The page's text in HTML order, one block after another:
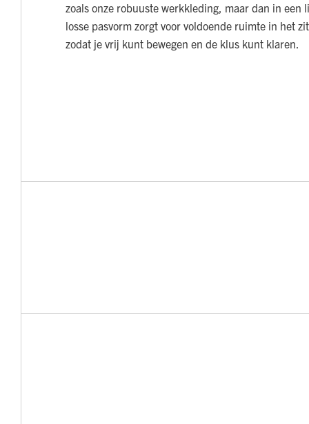
zoals onze robuuste werkkleding, maar dan in een
losse pasvorm zorgt voor voldoende ruimte in het
zodat je vrij kunt bewegen en de klus kunt klaren.